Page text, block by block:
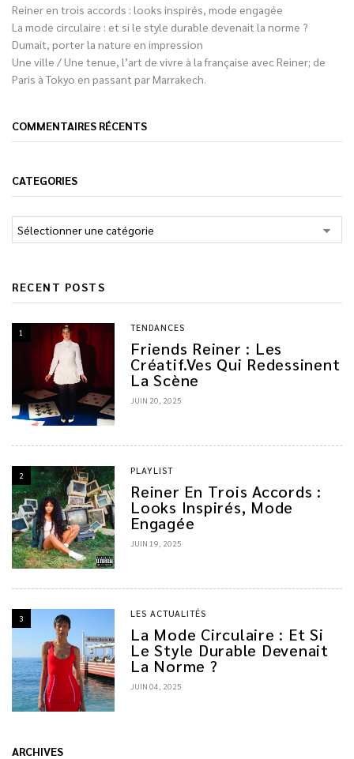
Reiner en trois accords : looks inspirés, mode engagée
La mode circulaire : et si le style durable devenait la norme ?
Dumait, porter la nature en impression
Une ville / Une tenue, l’art de vivre à la française avec Reiner; de
Paris à Tokyo en passant par Marrakech.
COMMENTAIRES RÉCENTS
CATEGORIES
RECENT POSTS
1 TENDANCES
Friends Reiner : Les
Créatif.ves Qui Redessinent
La Scène
JUIN 20, 2025
2 PLAYLIST
Reiner En Trois Accords :
Looks Inspirés, Mode
Engagée
JUIN 19, 2025
3 LES ACTUALITÉS
La Mode Circulaire : Et Si
Le Style Durable Devenait
La Norme ?
JUIN 04, 2025
ARCHIVES